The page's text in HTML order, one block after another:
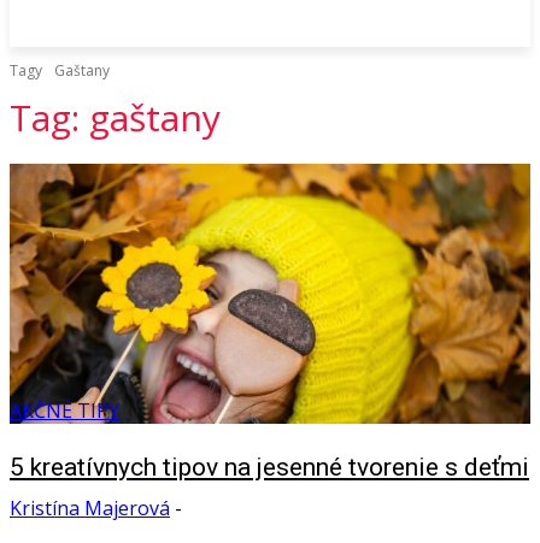
Tagy Gaštany
Tag: gaštany
AKČNÉ TIPY
5 kreatívnych tipov na jesenné tvorenie s deťmi
Kristína Majerová -